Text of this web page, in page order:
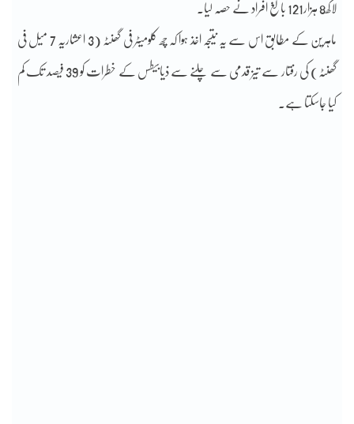
لاکھ8 ہزار121 بالغ افراد نے حصہ لیا۔
ماہرین کے مطابق اس سے یہ نتیجہ اخذ ہوا کہ چھ کلومیٹر فی گھنٹہ (3 اعشاریہ 7 میل فی
گھنٹہ) کی رفتار سے تیز قدمی سے چلنے سے ذیابیطس کے خطرات کو 39 فیصد تک کم
کیا جاسکتا ہے۔